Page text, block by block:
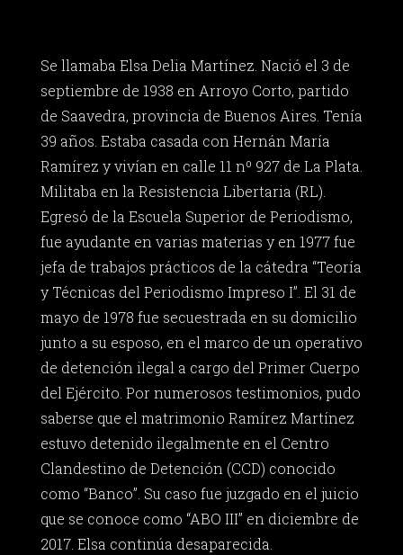
Se llamaba Elsa Delia Martínez. Nació el 3 de
septiembre de 1938 en Arroyo Corto, partido
de Saavedra, provincia de Buenos Aires. Tenía
39 años. Estaba casada con Hernán María
Ramírez y vivían en calle 11 nº 927 de La Plata.
Militaba en la Resistencia Libertaria (RL).
Egresó de la Escuela Superior de Periodismo,
fue ayudante en varias materias y en 1977 fue
jefa de trabajos prácticos de la cátedra “Teoría
y Técnicas del Periodismo Impreso I”. El 31 de
mayo de 1978 fue secuestrada en su domicilio
junto a su esposo, en el marco de un operativo
de detención ilegal a cargo del Primer Cuerpo
del Ejército. Por numerosos testimonios, pudo
saberse que el matrimonio Ramírez Martínez
estuvo detenido ilegalmente en el Centro
Clandestino de Detención (CCD) conocido
como “Banco”. Su caso fue juzgado en el juicio
que se conoce como “ABO III” en diciembre de
2017. Elsa continúa desaparecida.